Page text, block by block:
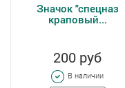
Значок "спецназ
краповый...
200 руб
В наличии